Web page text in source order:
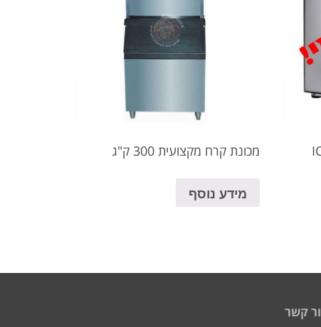
מכונת קרח מקצועית 300 ק"ג
מידע נוסף
קשר